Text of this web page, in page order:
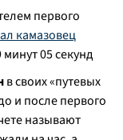
первого
камазовец
минут 05 секунд
в своих «путевых
и после первого
называют